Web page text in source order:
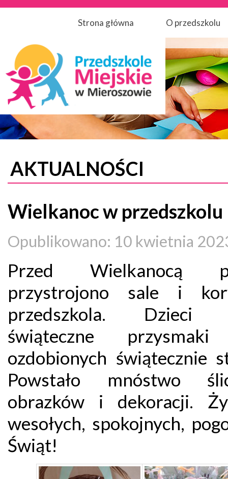
Strona główna O przedszkolu
AKTUALNOŚCI
Wielkanoc w przedszkolu
Opublikowano: 10 kwietnia
Przed Wielkanocą
przystrojono sale i
przedszkola. Dzieci
świąteczne
ozdobionych świątecznie
Powstało mnóstwo
obrazków i dekoracji.
wesołych, spokojnych,
Świąt!